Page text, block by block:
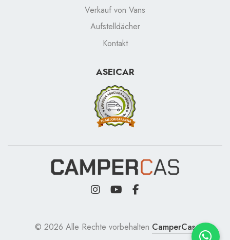
Verkauf von Vans
Aufstelldächer
Kontakt
ASEICAR
© 2026 Alle Rechte vorbehalten CamperCas